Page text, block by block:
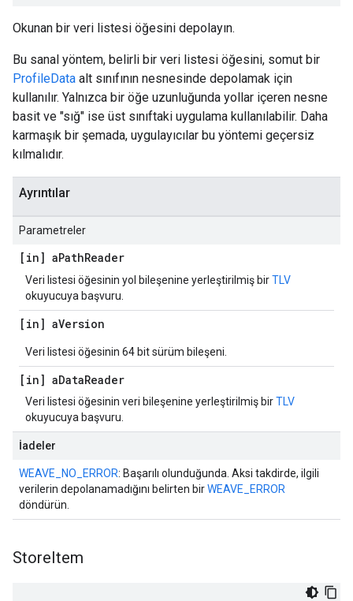
Okunan bir veri listesi öğesini depolayın.
Bu sanal yöntem, belirli bir veri listesi öğesini, somut bir
ProfileData alt sınıfının nesnesinde depolamak için
kullanılır. Yalnızca bir öğe uzunluğunda yollar içeren nesne
basit ve "sığ" ise üst sınıftaki uygulama kullanılabilir. Daha
karmaşık bir şemada, uygulayıcılar bu yöntemi geçersiz
kılmalıdır.
Ayrıntılar
Parametreler
[in] aPathReader
Veri listesi öğesinin yol bileşenine yerleştirilmiş birTLV
okuyucuya başvuru.
[in] aVersion
Veri listesi öğesinin 64 bit sürüm bileşeni.
[in] aDataReader
Veri listesi öğesinin veri bileşenine yerleştirilmiş birTLV
okuyucuya başvuru.
İadeler
WEAVE_NO_ERROR: Başarılı olunduğunda. Aksi takdirde, ilgili
verilerin depolanamadığını belirten birWEAVE_ERROR
döndürün.
StoreItem